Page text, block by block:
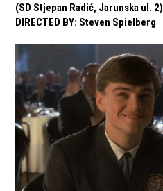
(SD Stjepan Radić, Jarunska ul. 2)
DIRECTED BY: Steven Spielberg